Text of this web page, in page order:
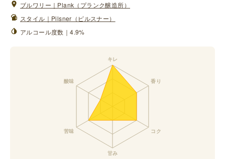
ブルワリー｜Plank（プランク醸造所）
スタイル｜Pilsner（ピルスナー）
アルコール度数｜4.9%